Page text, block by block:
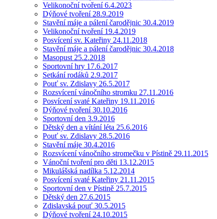
Velikonoční tvoření 6.4.2023
Dýňové tvoření 28.9.2019
Stavění máje a pálení čarodějnic 30.4.2019
Velikonoční tvoření 19.4.2019
Posvícení sv. Kateřiny 24.11.2018
Stavění máje a pálení čarodějnic 30.4.2018
Masopust 25.2.2018
Sportovní hry 17.6.2017
Setkání rodáků 2.9.2017
Pouť sv. Zdislavy 26.5.2017
Rozsvícení vánočního stromku 27.11.2016
Posvícení svaté Kateřiny 19.11.2016
Dýňové tvoření 30.10.2016
Sportovní den 3.9.2016
Dětský den a vítání léta 25.6.2016
Pouť sv. Zdislavy 28.5.2016
Stavění máje 30.4.2016
Rozsvícení vánočního stromečku v Pístině 29.11.2015
Vánoční tvoření pro děti 13.12.2015
Mikulášská nadílka 5.12.2014
Posvícení svaté Kateřiny 21.11.2015
Sportovní den v Pístině 25.7.2015
Dětský den 27.6.2015
Zdislavská pouť 30.5.2015
Dýňové tvoření 24.10.2015